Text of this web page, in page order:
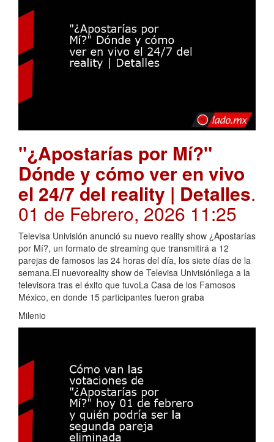
"¿Apostarías por Mí?"
Dónde y cómo ver en vivo
el 24/7 del reality | Detalles.
01 de Febrero, 2026 11:25
Televisa Univisión anunció su nuevo reality show ¿Apostarías
por Mí?, un formato de streaming que transmitirá a 12
parejas de famosos las 24 horas del día, los siete días de la
semana.El nuevoreality show de Televisa Univisiónllega a la
televisora tras el éxito que tuvoLa Casa de los Famosos
México, en donde 15 participantes fueron graba
Milenio